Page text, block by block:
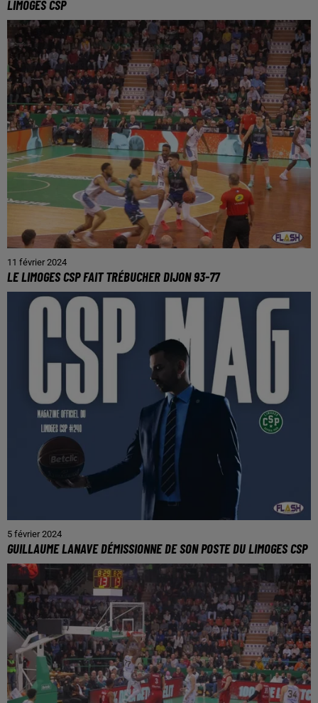
LIMOGES CSP
11 février 2024
LE LIMOGES CSP FAIT TRÉBUCHER DIJON 93-77
5 février 2024
GUILLAUME LANAVE DÉMISSIONNE DE SON POSTE DU LIMOGES CSP